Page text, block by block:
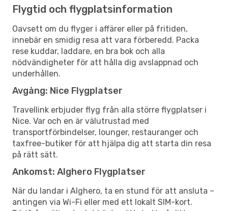
Flygtid och flygplatsinformation
Oavsett om du flyger i affärer eller på fritiden,
innebär en smidig resa att vara förberedd. Packa
rese kuddar, laddare, en bra bok och alla
nödvändigheter för att hålla dig avslappnad och
underhållen.
Avgång: Nice Flygplatser
Travellink erbjuder flyg från alla större flygplatser i
Nice. Var och en är välutrustad med
transportförbindelser, lounger, restauranger och
taxfree-butiker för att hjälpa dig att starta din resa
på rätt sätt.
Ankomst: Alghero Flygplatser
När du landar i Alghero, ta en stund för att ansluta –
antingen via Wi-Fi eller med ett lokalt SIM-kort.